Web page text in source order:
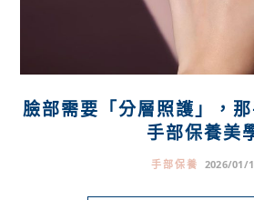
臉部需要「分層照護」，
手部保養美
手部保養 2026/01/